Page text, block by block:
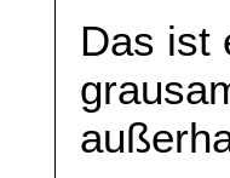
Das ist